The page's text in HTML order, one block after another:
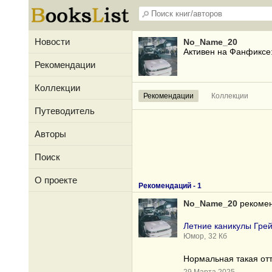
Новости
Рекомендации
Коллекции
Путеводитель
Авторы
Поиск
О проекте
No_Name_20
Активен на Фанфиксе:
Рекомендации Коллекции
Рекомендаций - 1
No_Name_20
Летние каникулы
Юмор, 32 Кб
Нормальная такая